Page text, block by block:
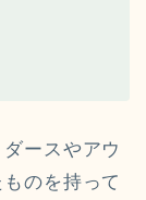
ースやアウ
のを持って